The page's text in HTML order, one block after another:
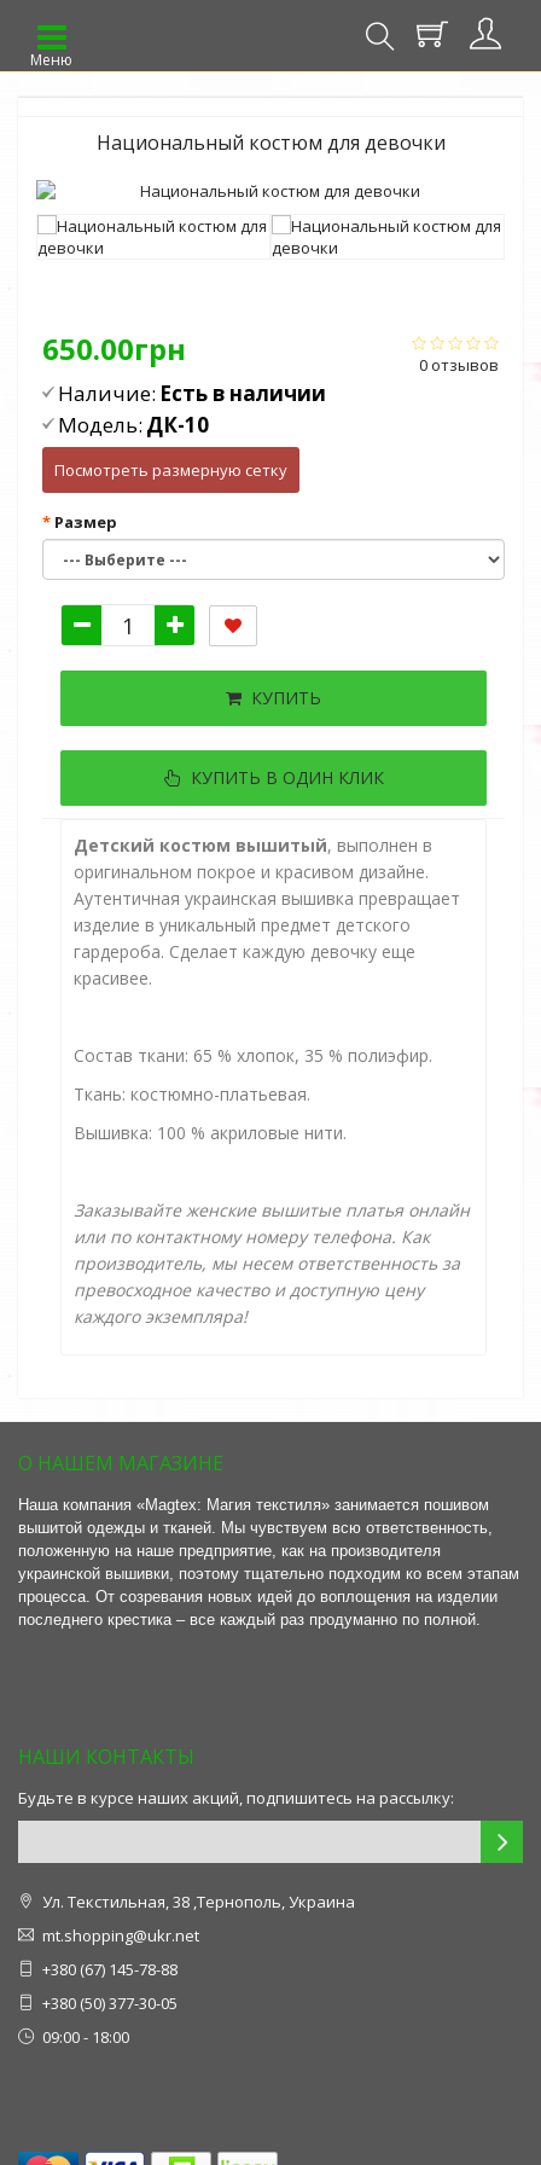
Меню
Национальный костюм для девочки
0 отзывов
650.00грн
Наличие: Есть в наличии
Модель: ДК-10
Посмотреть размерную сетку
Размер
КУПИТЬ
КУПИТЬ В ОДИН КЛИК
Детский костюм вышитый, выполнен в
оригинальном покрое и красивом дизайне.
Аутентичная украинская вышивка превращает
изделие в уникальный предмет детского
гардероба. Сделает каждую девочку еще
красивее.
Состав ткани: 65 % хлопок, 35 % полиэфир.
Ткань: костюмно-платьевая.
Вышивка: 100 % акриловые нити.
Заказывайте женские вышитые платья онлайн
или по контактному номеру телефона. Как
производитель, мы несем ответственность за
превосходное качество и доступную цену
каждого экземпляра!
О НАШЕМ МАГАЗИНЕ
Наша компания «Magtex: Магия текстиля» занимается пошивом
вышитой одежды и тканей. Мы чувствуем всю ответственность,
положенную на наше предприятие, как на производителя
украинской вышивки, поэтому тщательно подходим ко всем этапам
процесса. От созревания новых идей до воплощения на изделии
последнего крестика – все каждый раз продуманно по полной.
НАШИ КОНТАКТЫ
Будьте в курсе наших акций, подпишитесь на рассылку:
Ул. Текстильная, 38 ,Тернополь, Украина
mt.shopping@ukr.net
+380 (67) 145-78-88
+380 (50) 377-30-05
09:00 - 18:00